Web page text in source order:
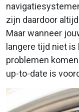
zijn daardoor
Maar wanneer
langere tijd niet
problemen
up-to-date is